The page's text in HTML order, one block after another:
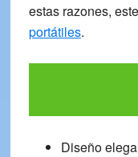
estas razones,
portátiles.
Diseño